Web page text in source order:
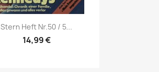
Vorschau
Stern Heft Nr.50 / 5...
14,99 €